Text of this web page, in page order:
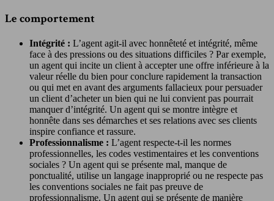
Le comportement
Intégrité : L’agent agit-il avec honnêteté et intégrité, même
face à des pressions ou des situations difficiles ? Par exemple,
un agent qui incite un client à accepter une offre inférieure à la
valeur réelle du bien pour conclure rapidement la transaction
ou qui met en avant des arguments fallacieux pour persuader
un client d’acheter un bien qui ne lui convient pas pourrait
manquer d’intégrité. Un agent qui se montre intègre et
honnête dans ses démarches et ses relations avec ses clients
inspire confiance et rassure.
Professionnalisme : L’agent respecte-t-il les normes
professionnelles, les codes vestimentaires et les conventions
sociales ? Un agent qui se présente mal, manque de
ponctualité, utilise un langage inapproprié ou ne respecte pas
les conventions sociales ne fait pas preuve de
professionnalisme. Un agent qui se présente de manière